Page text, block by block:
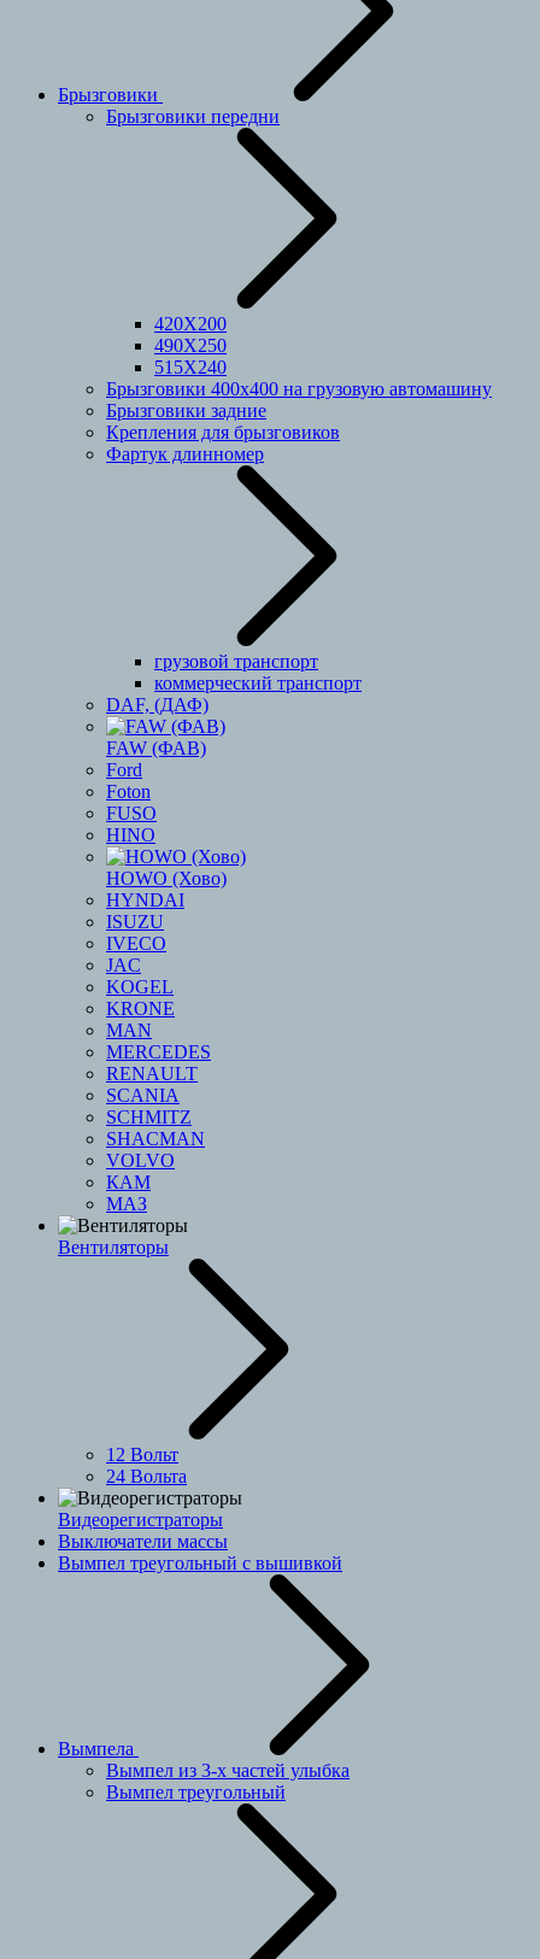
Брызговики
Брызговики передни
420Х200
490Х250
515Х240
Брызговики 400х400 на грузовую автомашину
Брызговики задние
Крепления для брызговиков
Фартук длинномер
грузовой транспорт
коммерческий транспорт
DAF, (ДАФ)
FAW (ФАВ)
Ford
Foton
FUSO
HINO
HOWO (Хово)
HYNDAI
ISUZU
IVECO
JAC
KOGEL
KRONE
MAN
MERCEDES
RENAULT
SCANIA
SCHMITZ
SHACMAN
VOLVO
КАМ
МАЗ
Вентиляторы
12 Вольт
24 Вольта
Видеорегистраторы
Выключатели массы
Вымпел треугольный с вышивкой
Вымпела
Вымпел из 3-х частей улыбка
Вымпел треугольный